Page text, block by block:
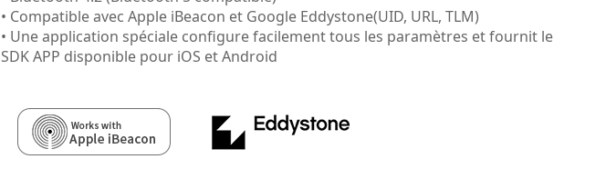
• Compatible avec Apple iBeacon et Google Eddystone(UID, URL, TLM)
• Une application spéciale configure facilement tous les paramètres et fournit le
SDK APP disponible pour iOS et Android